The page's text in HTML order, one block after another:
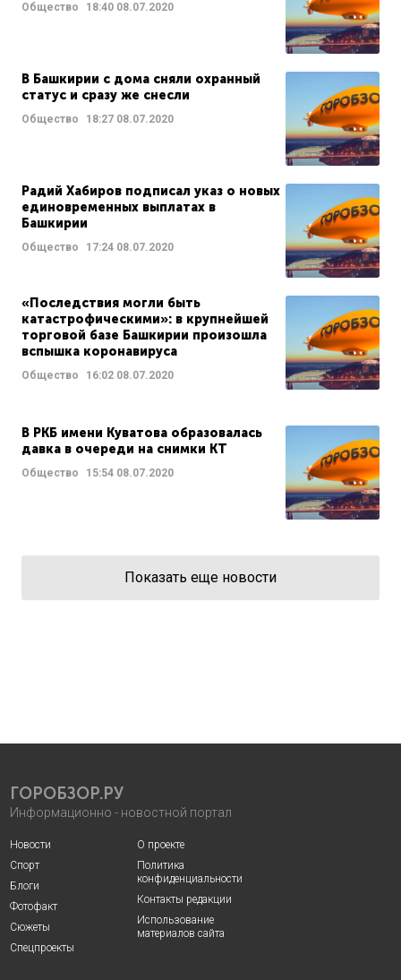
Общество 18:40 08.07.2020
В Башкирии с дома сняли охранный
статус и сразу же снесли
Общество 18:27 08.07.2020
Радий Хабиров подписал указ о новых
единовременных выплатах в
Башкирии
Общество 17:24 08.07.2020
«Последствия могли быть
катастрофическими»: в крупнейшей
торговой базе Башкирии произошла
вспышка коронавируса
Общество 16:02 08.07.2020
В РКБ имени Куватова образовалась
давка в очереди на снимки КТ
Общество 15:54 08.07.2020
Показать еще новости
ГОРОБЗОР.РУ
Информационно - новостной портал
Новости
Спорт
Блоги
Фотофакт
Сюжеты
Спецпроекты
О проекте
Политика
конфиденциальности
Контакты редакции
Использование
материалов сайта